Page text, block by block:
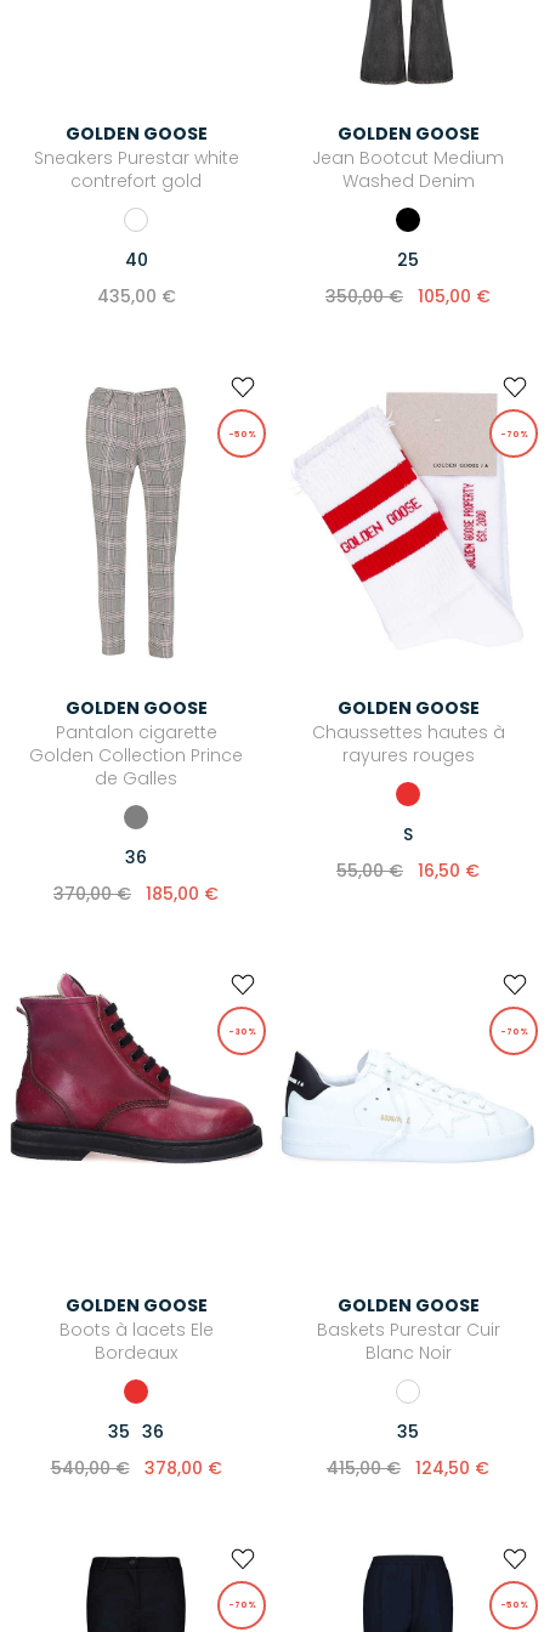
Xirena
Zimmermann
GOLDEN GOOSE
Sneakers Purestar white
contrefort gold
40
435,00 €
GOLDEN GOOSE
Jean Bootcut Medium
Washed Denim
25
350,00 € 105,00 €
-50%
GOLDEN GOOSE
Pantalon cigarette
Golden Collection Prince
de Galles
36
370,00 € 185,00 €
-70%
GOLDEN GOOSE
Chaussettes hautes à
rayures rouges
S
55,00 € 16,50 €
-30%
GOLDEN GOOSE
Boots à lacets Ele
Bordeaux
35 36
540,00 €
378,00 €
-70%
GOLDEN GOOSE
Baskets Purestar Cuir
Blanc Noir
35
415,00 € 124,50 €
-70% -50%